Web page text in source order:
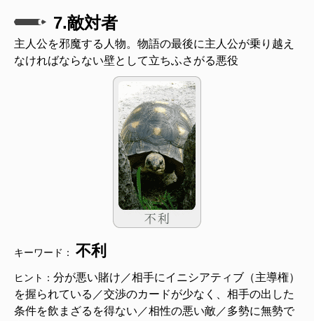
7.敵対者
主人公を邪魔する人物。物語の最後に主人公が乗り越え
なければならない壁として立ちふさがる悪役
キーワード： 不利
ヒント： 分が悪い賭け／相手にイニシアティブ（主導権）
を握られている／交渉のカードが少なく、相手の出した
条件を飲まざるを得ない／相性の悪い敵／多勢に無勢で